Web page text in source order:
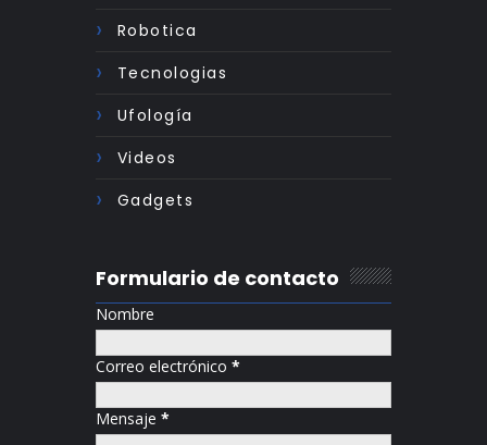
Robotica
Tecnologias
Ufología
Videos
Gadgets
Formulario de contacto
Nombre
Correo electrónico *
Mensaje *